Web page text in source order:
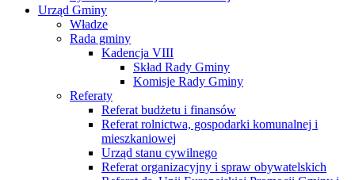
Urząd Gminy
Władze
Rada gminy
Kadencja VIII
Skład Rady Gminy
Komisje Rady Gminy
Referaty
Referat budżetu i finansów
Referat rolnictwa, gospodarki komunalnej i
mieszkaniowej
Urząd stanu cywilnego
Referat organizacyjny i spraw obywatelskich